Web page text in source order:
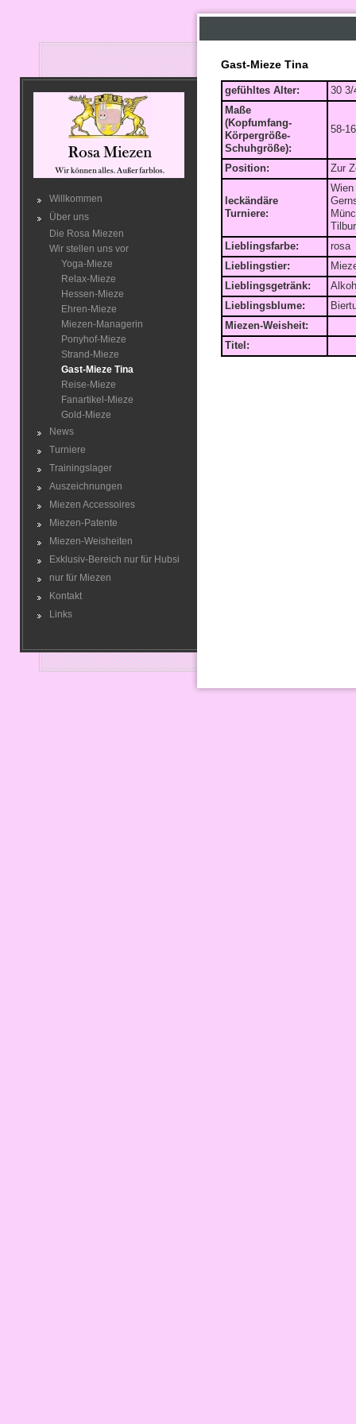
Willkommen
Über uns
Die Rosa Miezen
Wir stellen uns vor
Yoga-Mieze
Relax-Mieze
Hessen-Mieze
Ehren-Mieze
Miezen-Managerin
Ponyhof-Mieze
Strand-Mieze
Gast-Mieze Tina
Reise-Mieze
Fanartikel-Mieze
Gold-Mieze
News
Turniere
Trainingslager
Auszeichnungen
Miezen Accessoires
Miezen-Patente
Miezen-Weisheiten
Exklusiv-Bereich nur für Hubsi
nur für Miezen
Kontakt
Links
Gast-Mieze Tina
gefühltes Alter:
30 3/
Maße
(Kopfumfang-
Körpergröße-
Schuhgröße):
58-
Position: Zur
leckändäre
Turniere:
Wien
Lieblingsfarbe:
rosa
Lieblingstier:
Lieblingsgetränk:
Lieblingsblume:
Miezen-Weisheit:
Titel: